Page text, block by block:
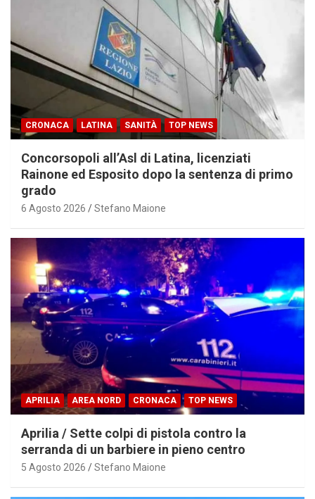
CRONACA LATINA SANITÀ TOP NEWS
Concorsopoli all’Asl di Latina, licenziati
Rainone ed Esposito dopo la sentenza di primo
grado
6 Agosto 2026 Stefano Maione
APRILIA AREA NORD CRONACA TOP NEWS
Aprilia / Sette colpi di pistola contro la
serranda di un barbiere in pieno centro
5 Agosto 2026 Stefano Maione